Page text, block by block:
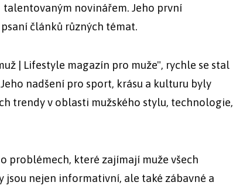
talentovaným novinářem. Jeho první
článků různých témat.
| Lifestyle magazín pro muže", rychle se stal
nadšení pro sport, krásu a kulturu byly
trendy v oblasti mužského stylu, technologie,
problémech, které zajímají muže všech
nejen informativní, ale také zábavné a